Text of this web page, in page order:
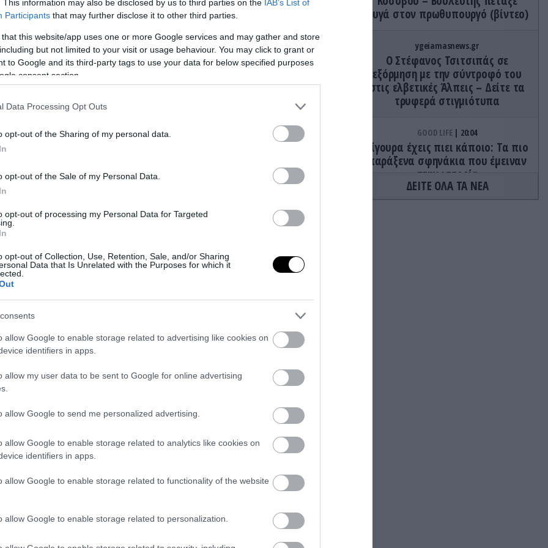
This information may also be disclosed by us to third parties on the IAB’s List of
Participants that may further disclose it to other third parties.
that this website/app uses one or more Google services and may gather and store
but not limited to your visit or usage behaviour. You may click to grant or
to Google and its third-party tags to use your data for below specified purposes
consent section.
Data Processing Opt Outs
opt-out of the Sharing of my personal data.
opt-out of the Sale of my Personal Data.
opt-out of processing my Personal Data for Targeted
opt-out of Collection, Use, Retention, Sale, and/or Sharing
Data that Is Unrelated with the Purposes for which it
allow Google to enable storage related to advertising like cookies on
identifiers in apps.
allow my user data to be sent to Google for online advertising
allow Google to send me personalized advertising.
allow Google to enable storage related to analytics like cookies on
identifiers in apps.
allow Google to enable storage related to functionality of the website
allow Google to enable storage related to personalization.
εξηγεί πολλά και για τη στάση της Ουάσινγκτον
της Ουκρανίας όπου φαίνεται πως κάποιοι
θα σήμαινε αυτομάτως την διαγραφή των
χρεών.
Αμερική, καημένε Jerome Powell.
στο χείλος του γκρεμού, αλλά επιμένει να
ψεύτικο χαμόγελο.
Ιανουάριο, ο πρόεδρος Powel
οδηγίες»
για τις μειώσεις επιτοκίων και, ως εκ
αγορές, οι οποίες αντιδρούν πάντα στη ρευστότητα που
Fed με τον ίδιο τρόπο που αντιδρά ο Ποπάυ στο σπανάκι,
του χρόνου, οι δείκτες του αμερικανικού
με καύσιμο την ελπίδα πως τα επιτόκια,
τέτοιο το momentum, που ακόμη και ο χρυσός, όπως
ανεβαίνουν.
να καταφτάσουν κάποια στιγμή οι αναπόφευκτες
αυγά στον πρωθυπουργό (βίντεο)
ygeiamasnews.gr
Ο Στέφανος Τσιτσιπάς σε
εξόρμηση με την σύντροφό του
στις ελβετικές Άλπεις – Δείτε τα
τρυφερά στιγμιότυπα
GOOD LIFE 20:04
Σίγουρα έχεις πιει κάποιο: Τα πιο
παράξενα σφηνάκια που έμειναν
στην ιστορία
ΔΕΙΤΕ ΟΛΑ ΤΑ ΝΕΑ